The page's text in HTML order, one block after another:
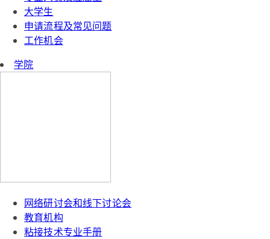
大学生
申请流程及常见问题
工作机会
学院
网络研讨会和线下讨论会
教育机构
粘接技术专业手册